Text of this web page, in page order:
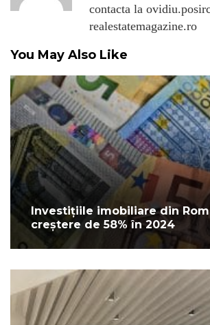
contacta la
realestatemagazine.ro
You May Also Like
Investițiile imobiliare din
creștere de 58% în 2024